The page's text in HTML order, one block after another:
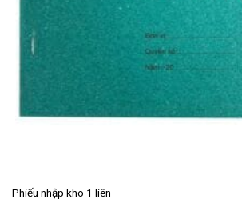
Phiếu nhập kho 1 liên